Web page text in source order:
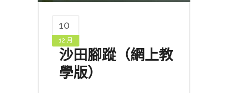
10
12 月
沙田腳蹤（網上教
學版）